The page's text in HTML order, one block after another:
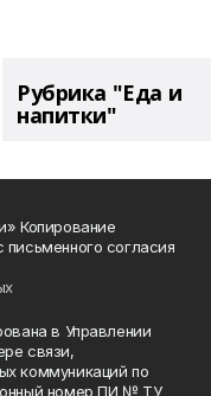
Рубрика "Еда и
напитки"
Копирование
согласия
в Управлении
связи,
коммуникаций по
номер ПИ № ТУ